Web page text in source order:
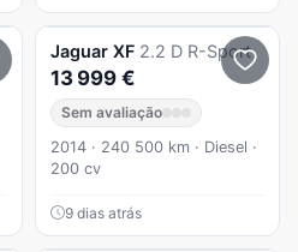
Jaguar XF 2.2 D R-Sport
13 999 €
Sem avaliação
2014 · 240 500 km · Diesel ·
200 cv
9 dias atrás